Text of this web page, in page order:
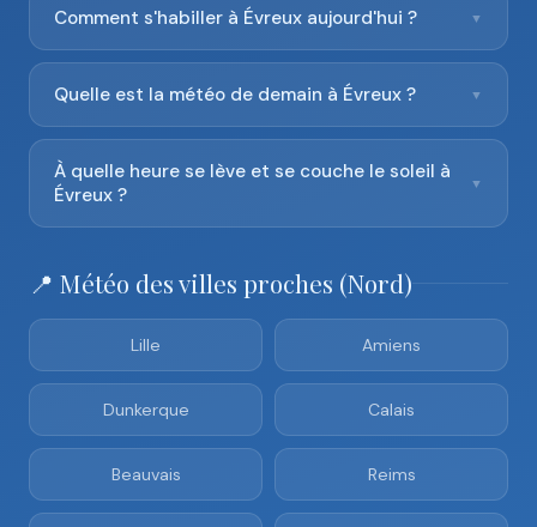
Comment s'habiller à Évreux aujourd'hui ? ▼
Quelle est la météo de demain à Évreux ? ▼
À quelle heure se lève et se couche le soleil à
Évreux ?
▼
📍 Météo des villes proches (Nord)
Lille Amiens
Dunkerque Calais
Beauvais Reims